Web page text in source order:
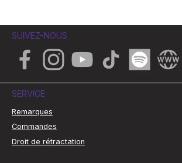
SUIVEZ-NOUS
FacebookInstagramYouTube TikTok Spotify Website
SERVICE
Remarques
Commandes
Droit de rétractation